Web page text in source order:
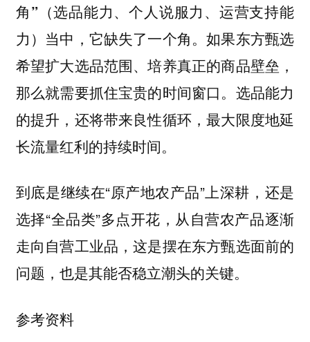
角”（选品能力、个人说服力、运营支持能
力）当中，它缺失了一个角。如果东方甄选
希望扩大选品范围、培养真正的商品壁垒，
那么就需要抓住宝贵的时间窗口。选品能力
的提升，还将带来良性循环，最大限度地延
长流量红利的持续时间。
到底是继续在“原产地农产品”上深耕，还是
选择“全品类”多点开花，从自营农产品逐渐
走向自营工业品，这是摆在东方甄选面前的
问题，也是其能否稳立潮头的关键。
参考资料